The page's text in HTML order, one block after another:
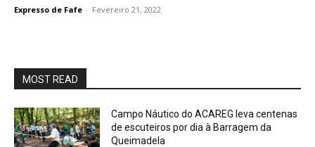
Expresso de Fafe - Fevereiro 21, 2022
MOST READ
Campo Náutico do ACAREG leva centenas
de escuteiros por dia à Barragem da
Queimadela